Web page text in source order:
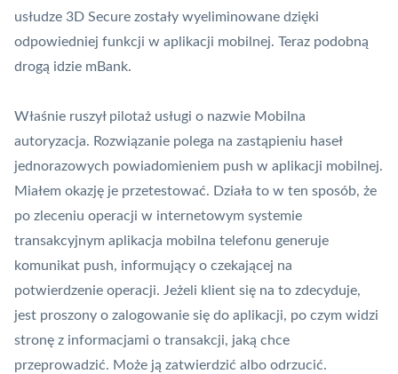
usłudze 3D Secure zostały wyeliminowane dzięki
odpowiedniej funkcji w aplikacji mobilnej. Teraz podobną
drogą idzie mBank.
Właśnie ruszył pilotaż usługi o nazwie Mobilna
autoryzacja. Rozwiązanie polega na zastąpieniu haseł
jednorazowych powiadomieniem push w aplikacji mobilnej.
Miałem okazję je przetestować. Działa to w ten sposób, że
po zleceniu operacji w internetowym systemie
transakcyjnym aplikacja mobilna telefonu generuje
komunikat push, informujący o czekającej na
potwierdzenie operacji. Jeżeli klient się na to zdecyduje,
jest proszony o zalogowanie się do aplikacji, po czym widzi
stronę z informacjami o transakcji, jaką chce
przeprowadzić. Może ją zatwierdzić albo odrzucić.